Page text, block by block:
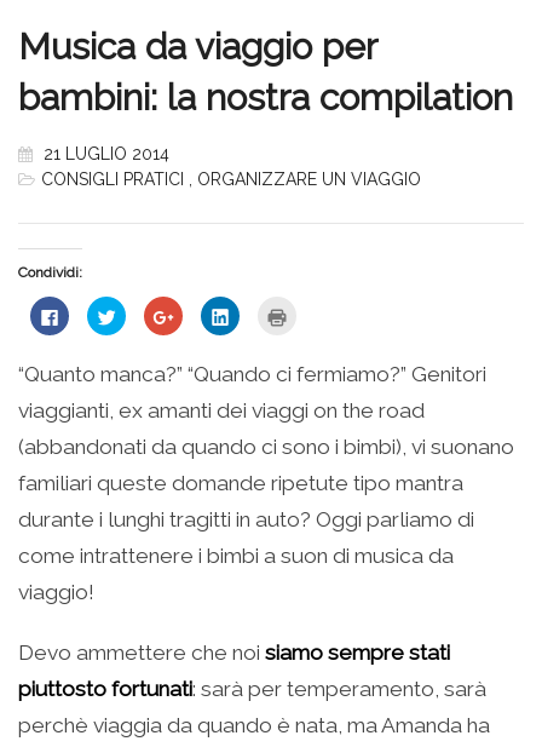
Musica da viaggio per
bambini: la nostra compilation
21 LUGLIO 2014
CONSIGLI PRATICI
ORGANIZZARE UN VIAGGIO
Condividi:
Fai
clic
su
Facebook
(Si
apre
in
una
nuova
finestra)
Fai
clic
condividere
su
(Si
in
una
nuova
finestra)
Fai
clic
condividere
Google+
(Si
in
una
nuova
finestra)
Fai
clic
condividere
su
LinkedIn
(Si
in
una
nuova
finestra)
stampare
(Si
apre
in
una
nuova
finestra)
“Quanto manca?” “Quando ci fermiamo?” Genitori
viaggianti, ex amanti dei viaggi on the road
(abbandonati da quando ci sono i bimbi), vi suonano
familiari queste domande ripetute tipo mantra
durante i lunghi tragitti in auto? Oggi parliamo di
come intrattenere i bimbi a suon di musica da
viaggio!
Devo ammettere che noi siamo sempre stati
piuttosto fortunati: sarà per temperamento, sarà
perchè viaggia da quando è nata, ma Amanda ha